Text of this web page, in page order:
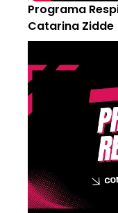
Programa
Catarina